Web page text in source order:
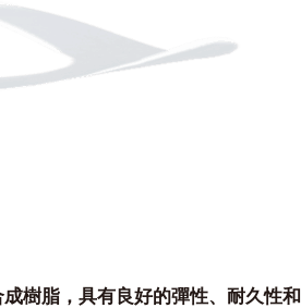
樹脂，具有良好的彈性、耐久性